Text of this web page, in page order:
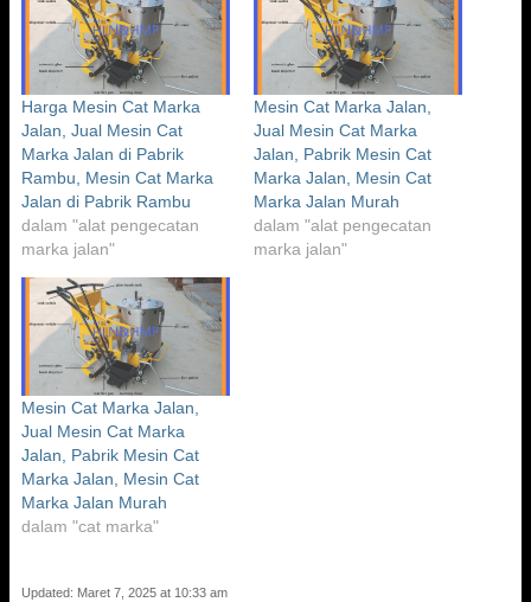
Harga Mesin Cat Marka
Jalan, Jual Mesin Cat
Marka Jalan di Pabrik
Rambu, Mesin Cat Marka
Jalan di Pabrik Rambu
dalam "alat pengecatan
marka jalan"
Mesin Cat Marka Jalan,
Jual Mesin Cat Marka
Jalan, Pabrik Mesin Cat
Marka Jalan, Mesin Cat
Marka Jalan Murah
dalam "alat pengecatan
marka jalan"
Mesin Cat Marka Jalan,
Jual Mesin Cat Marka
Jalan, Pabrik Mesin Cat
Marka Jalan, Mesin Cat
Marka Jalan Murah
dalam "cat marka"
Updated: Maret 7, 2025 at 10:33 am